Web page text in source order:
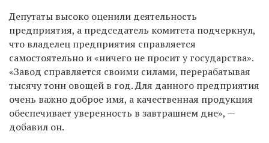
Депутаты высоко оценили деятельность
предприятия, а председатель комитета подчеркнул,
что владелец предприятия справляется
самостоятельно и «ничего не просит у государства».
«Завод справляется своими силами, перерабатывая
тысячу тонн овощей в год. Для данного предприятия
очень важно доброе имя, а качественная продукция
обеспечивает уверенность в завтрашнем дне», —
добавил он.